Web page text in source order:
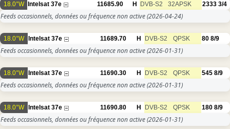
18.0°W Intelsat 37e 11685.90 H DVB-S2 32APSK 2333 3/4
Feeds occasionnels, données ou fréquence non active(2026-04-24)
18.0°W Intelsat 37e 11689.70 H DVB-S2 QPSK 80 8/9
Feeds occasionnels, données ou fréquence non active(2026-01-31)
18.0°W Intelsat 37e 11690.30 H DVB-S2 QPSK 545 8/9
Feeds occasionnels, données ou fréquence non active(2026-01-31)
18.0°W Intelsat 37e 11690.80 H DVB-S2 QPSK 180 8/9
Feeds occasionnels, données ou fréquence non active(2026-01-31)